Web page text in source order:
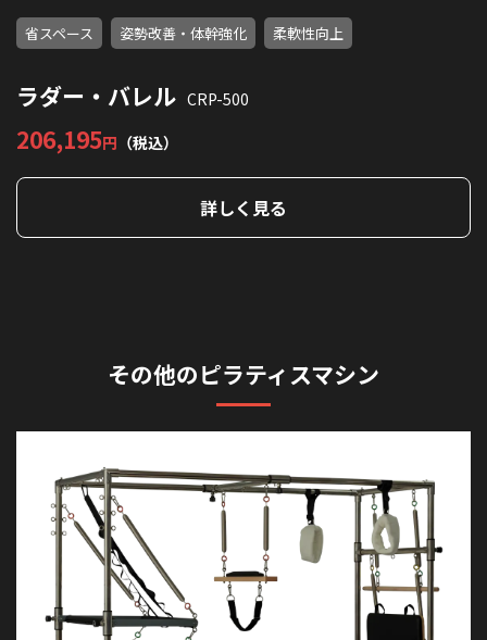
省スペース 姿勢改善・体幹強化 柔軟性向上
ラダー・バレル CRP-500
206,195円 （税込）
詳しく見る
その他のピラティスマシン